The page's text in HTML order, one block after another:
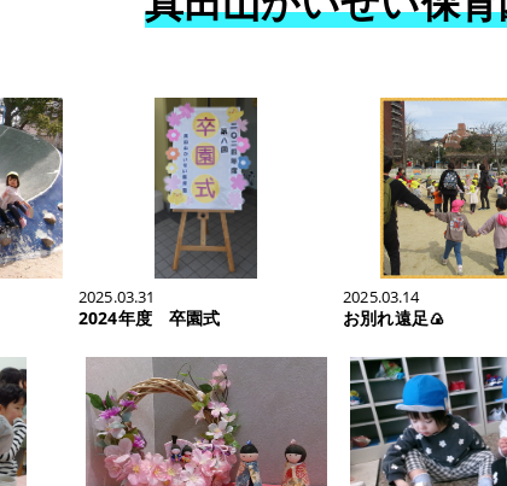
2025.03.31
2024年度 卒園式
2025.03.14
お別れ遠足🍙